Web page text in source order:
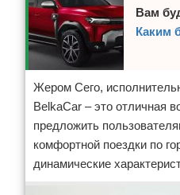
Вам
Каким
Жером Сего,
BelkaCar – это отличная
предложить
комфортной поездки по
динамические